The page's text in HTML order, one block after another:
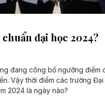
đại học 2024?
đang công bố ngưỡng điểm
Vậy thời điểm các trường Đại
2024 là ngày nào?